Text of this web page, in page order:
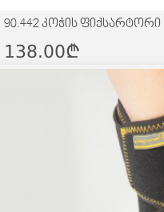
90.442 კოჭის ფიქსარტორი
138.00¢